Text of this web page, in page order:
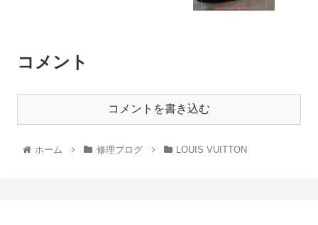
コメント
コメントを書き込む
ホーム 修理ブログ LOUIS VUITTON